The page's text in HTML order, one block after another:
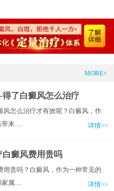
MORE+
了白癜风怎么治疗
风怎么治疗才有效呢？白癜风，作
来.....
详情>>
癜风费用贵吗
用贵吗？白癜风，作为一种常见的
属.....
详情>>